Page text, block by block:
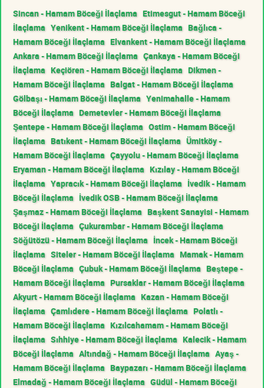
Sincan - Hamam Böceği İlaçlama Etimesgut - Hamam Böceği
İlaçlama Yenikent - Hamam Böceği İlaçlama Bağlıca -
Hamam Böceği İlaçlama Elvankent - Hamam Böceği İlaçlama
Ankara - Hamam Böceği İlaçlama Çankaya - Hamam Böceği
İlaçlama Keçiören - Hamam Böceği İlaçlama Dikmen -
Hamam Böceği İlaçlama Balgat - Hamam Böceği İlaçlama
Gölbaşı - Hamam Böceği İlaçlama Yenimahalle - Hamam
Böceği İlaçlama Demetevler - Hamam Böceği İlaçlama
Şentepe - Hamam Böceği İlaçlama Ostim - Hamam Böceği
İlaçlama Batıkent - Hamam Böceği İlaçlama Ümitköy -
Hamam Böceği İlaçlama Çayyolu - Hamam Böceği İlaçlama
Eryaman - Hamam Böceği İlaçlama Kızılay - Hamam Böceği
İlaçlama Yapracık - Hamam Böceği İlaçlama İvedik - Hamam
Böceği İlaçlama İvedik OSB - Hamam Böceği İlaçlama
Şaşmaz - Hamam Böceği İlaçlama Başkent Sanayisi - Hamam
Böceği İlaçlama Çukurambar - Hamam Böceği İlaçlama
Söğütözü - Hamam Böceği İlaçlama İncek - Hamam Böceği
İlaçlama Siteler - Hamam Böceği İlaçlama Mamak - Hamam
Böceği İlaçlama Çubuk - Hamam Böceği İlaçlama Beştepe -
Hamam Böceği İlaçlama Pursaklar - Hamam Böceği İlaçlama
Akyurt - Hamam Böceği İlaçlama Kazan - Hamam Böceği
İlaçlama Çamlıdere - Hamam Böceği İlaçlama Polatlı -
Hamam Böceği İlaçlama Kızılcahamam - Hamam Böceği
İlaçlama Sıhhiye - Hamam Böceği İlaçlama Kalecik - Hamam
Böceği İlaçlama Altındağ - Hamam Böceği İlaçlama Ayaş -
Hamam Böceği İlaçlama Baypazarı - Hamam Böceği İlaçlama
Elmadağ - Hamam Böceği İlaçlama Güdül - Hamam Böceği